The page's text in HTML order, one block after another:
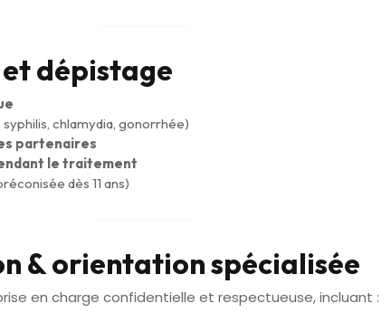
dépistage
syphilis, chlamydia, gonorrhée)
partenaires
le traitement
dès 11 ans)
& orientation spécialisée
en charge confidentielle et respectueuse, incluant :